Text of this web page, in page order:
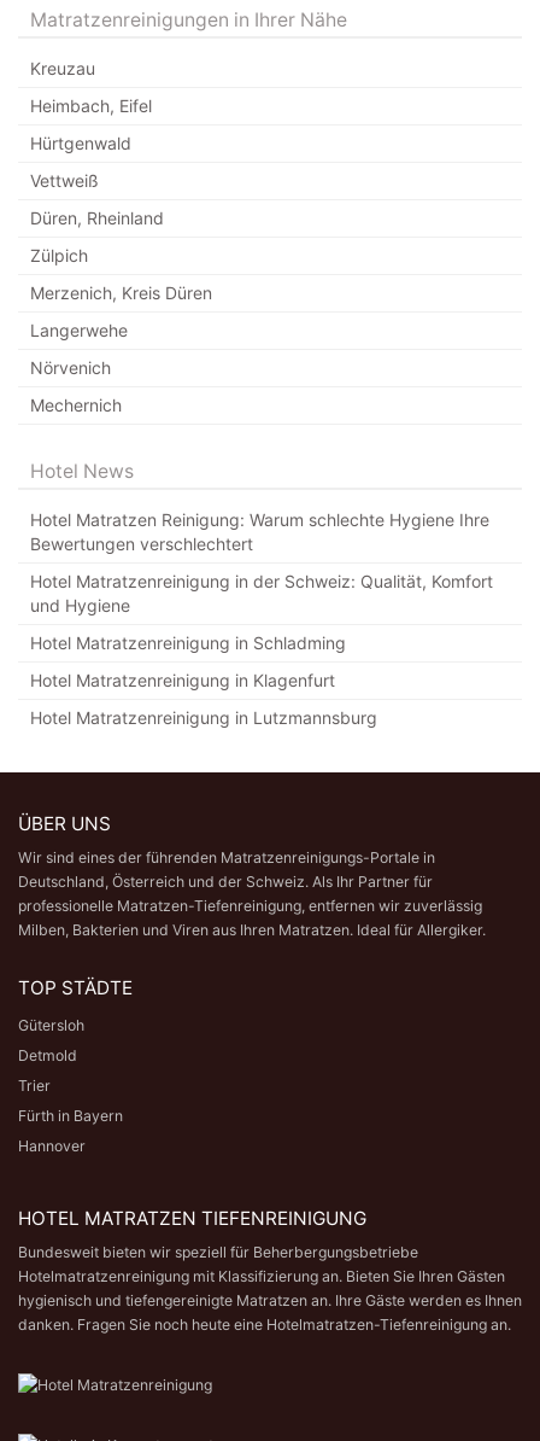
Matratzenreinigungen in Ihrer Nähe
Kreuzau
Heimbach, Eifel
Hürtgenwald
Vettweiß
Düren, Rheinland
Zülpich
Merzenich, Kreis Düren
Langerwehe
Nörvenich
Mechernich
Hotel News
Hotel Matratzen Reinigung: Warum schlechte Hygiene Ihre
Bewertungen verschlechtert
Hotel Matratzenreinigung in der Schweiz: Qualität, Komfort
und Hygiene
Hotel Matratzenreinigung in Schladming
Hotel Matratzenreinigung in Klagenfurt
Hotel Matratzenreinigung in Lutzmannsburg
ÜBER UNS
Wir sind eines der führenden Matratzenreinigungs-Portale in
Deutschland, Österreich und der Schweiz. Als Ihr Partner für
professionelle Matratzen-Tiefenreinigung, entfernen wir zuverlässig
Milben, Bakterien und Viren aus Ihren Matratzen. Ideal für Allergiker.
TOP STÄDTE
Gütersloh
Detmold
Trier
Fürth in Bayern
Hannover
HOTEL MATRATZEN TIEFENREINIGUNG
Bundesweit bieten wir speziell für Beherbergungsbetriebe
Hotelmatratzenreinigung mit Klassifizierung an. Bieten Sie Ihren Gästen
hygienisch und tiefengereinigte Matratzen an. Ihre Gäste werden es Ihnen
danken. Fragen Sie noch heute eine Hotelmatratzen-Tiefenreinigung an.